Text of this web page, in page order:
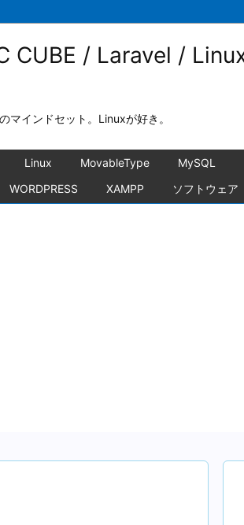
CUBE / Laravel /
マインドセット。Linuxが好き。
Linux MovableType MySQL
WORDPRESS XAMPP ソフトウェア